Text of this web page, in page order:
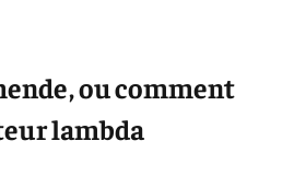
ou comment
lambda